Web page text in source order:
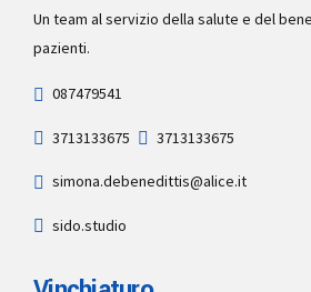
pazienti.
simona.debenedittis@alice.it